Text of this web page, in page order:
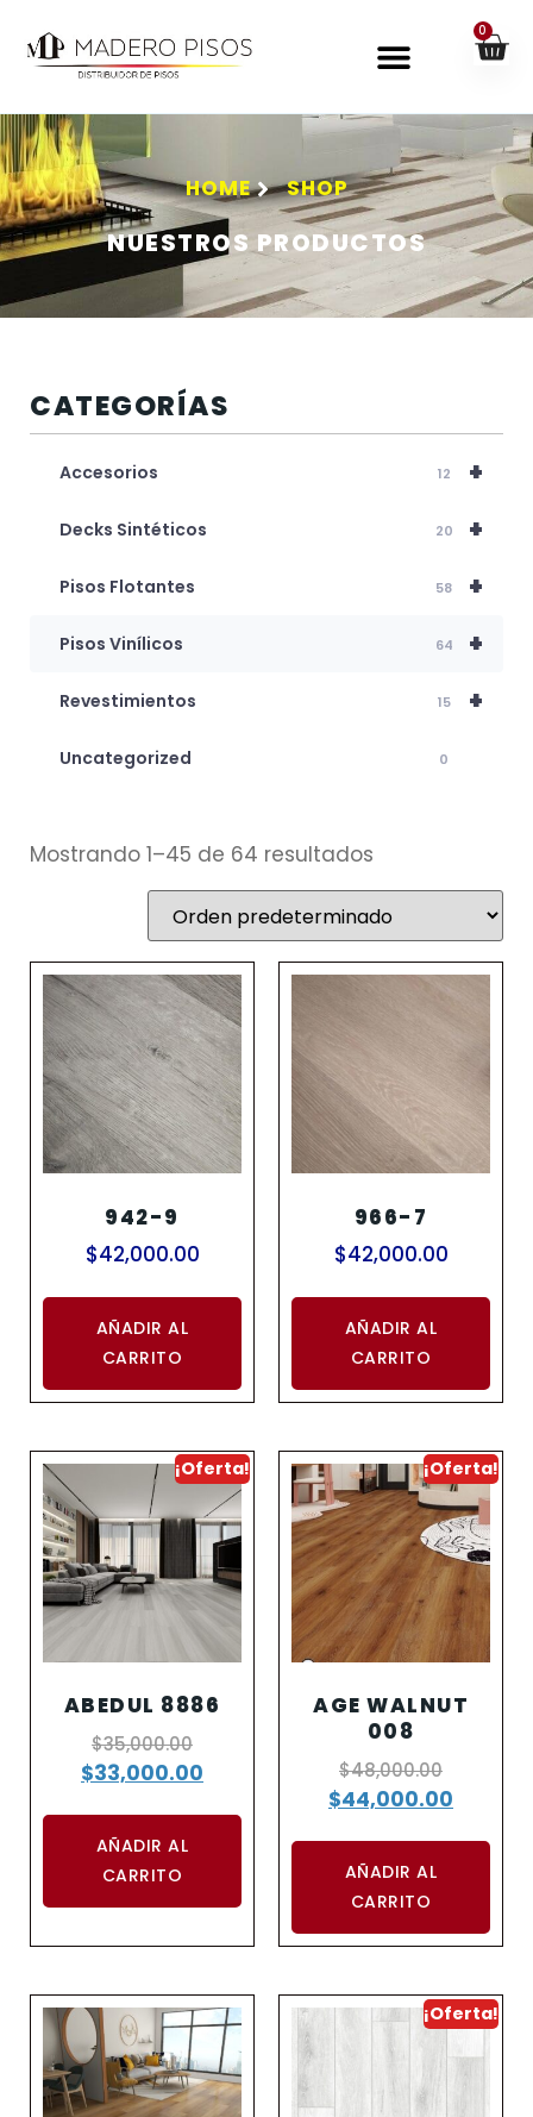
0
HOME SHOP
NUESTROS PRODUCTOS
CATEGORÍAS
+
Accesorios 12
+
Decks Sintéticos 20
+
Pisos Flotantes 58
+
Pisos Vinílicos 64
+
Revestimientos 15
Uncategorized 0
Mostrando 1–45 de 64 resultados
942-9
$42,000.00
AÑADIR AL
CARRITO
966-7
$42,000.00
AÑADIR AL
CARRITO
¡Oferta!
ABEDUL 8886
$35,000.00
$33,000.00
AÑADIR AL
CARRITO
¡Oferta!
AGE WALNUT
008
$48,000.00
$44,000.00
AÑADIR AL
CARRITO
¡Oferta!